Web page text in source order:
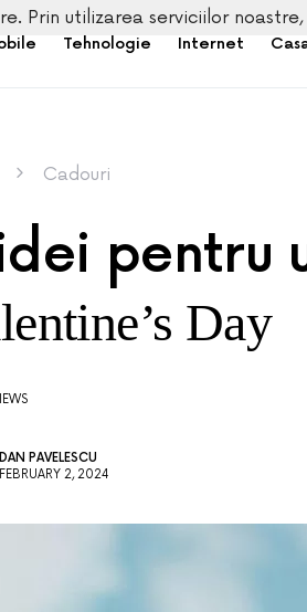
Tehnologie Internet
Cadouri
pentru
Day
DAN PAVELESCU
FEBRUARY 2, 2024
Prin utilizarea serviciilor